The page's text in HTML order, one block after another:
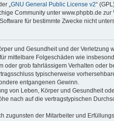
„ GNU General Public License v2“
Community unter www.phpbb.de
für bestimmte Zwecke nicht
und Gesundheit und der
mittelbare Folgeschäden wie
grob fahrlässigem Verhalten
typischerweise
entgangenen Gewinn.
von Leben, Körper und Gesundheit
nach auf die vertragstypischen
zugunsten der Mitarbeiter und